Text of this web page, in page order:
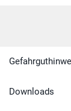
Downloads